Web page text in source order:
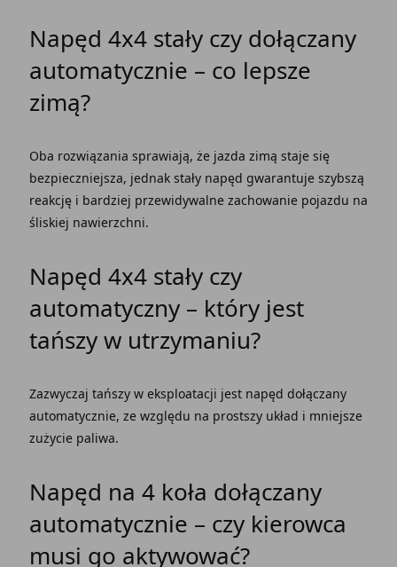
Napęd 4x4 stały czy dołączany
automatycznie – co lepsze
zimą?
Oba rozwiązania sprawiają, że jazda zimą staje się
bezpieczniejsza, jednak stały napęd gwarantuje szybszą
reakcję i bardziej przewidywalne zachowanie pojazdu na
śliskiej nawierzchni.
Napęd 4x4 stały czy
automatyczny – który jest
tańszy w utrzymaniu?
Zazwyczaj tańszy w eksploatacji jestnapęd dołączany
automatycznie, ze względu na prostszy układ i mniejsze
zużycie paliwa.
Napęd na 4 koła dołączany
automatycznie – czy kierowca
musi go aktywować?